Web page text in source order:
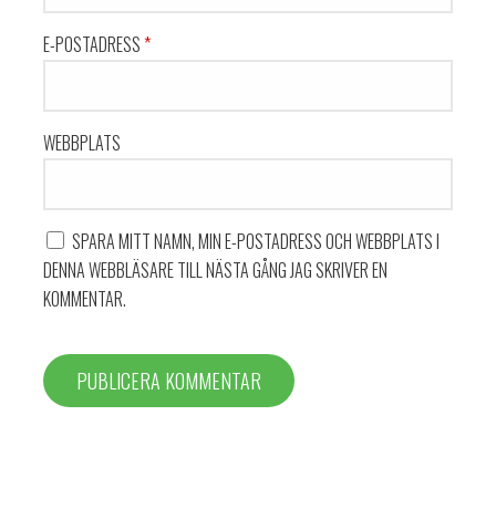
E-POSTADRESS*
WEBBPLATS
SPARA MITT NAMN, MIN E-POSTADRESS OCH WEBBPLATS I
DENNA WEBBLÄSARE TILL NÄSTA GÅNG JAG SKRIVER EN
KOMMENTAR.